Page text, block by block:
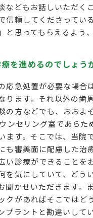
などもお話しいただく
信頼してくださって
と思ってもらえるよう
を進めるのでしょう
急処置が必要な場合は
ります。それ以外の歯
の方などでも、おおよ
ンセリング室であらた
ます。そこでは、当院
も審美面に配慮した治
い診療ができることを
を気にしていて、どう
聞かせいただきます。
クがあればそこではど
プラントと勘違いし